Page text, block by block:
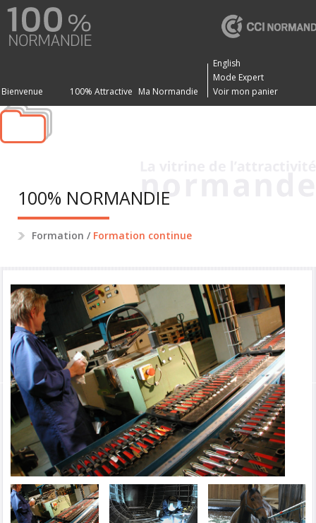
Bienvenue 100% Attractive Ma Normandie
English
Mode Expert
Voir mon panier
100% NORMANDIE
Formation / Formation continue